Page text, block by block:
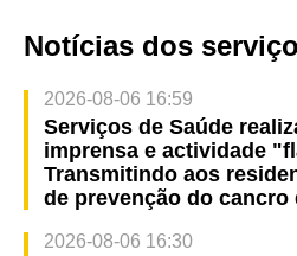
Notícias dos
2026-08-06 16:59
Serviços de Saúde
imprensa e actividade
Transmitindo aos
de prevenção do cancro
2026-08-06 16:30